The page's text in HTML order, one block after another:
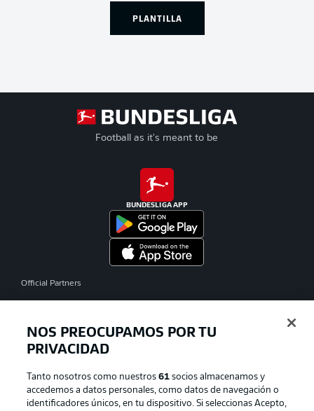
PLANTILLA
Football as it's meant to be
BUNDESLIGA APP
Official Partners
NOS PREOCUPAMOS POR TU
PRIVACIDAD
Tanto nosotros como nuestros61 socios almacenamos y
accedemos a datos personales, como datos de navegación o
identificadores únicos, en tu dispositivo. Si seleccionas Acepto,